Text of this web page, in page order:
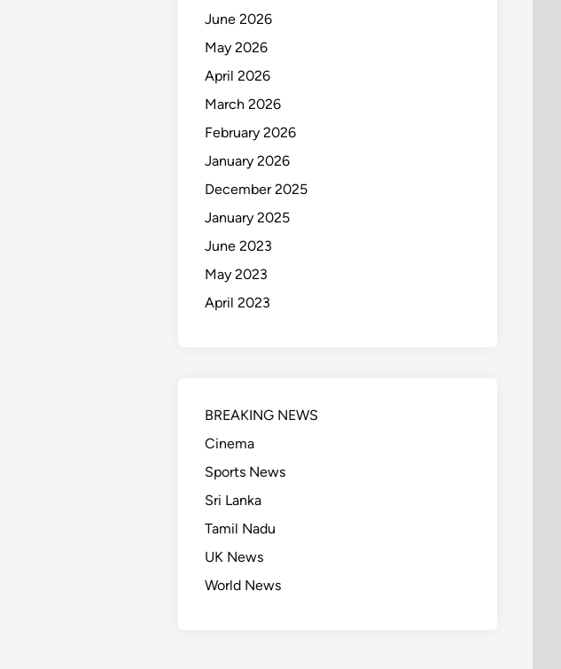
June 2026
May 2026
April 2026
March 2026
February 2026
January 2026
December 2025
January 2025
June 2023
May 2023
April 2023
BREAKING NEWS
Cinema
Sports News
Sri Lanka
Tamil Nadu
UK News
World News